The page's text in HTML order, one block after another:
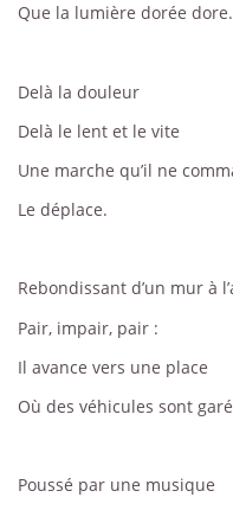
Que la lumière dorée dore.
Delà la douleur
Delà le lent et le vite
Une marche qu’il ne
Le déplace.
Rebondissant d’un mur à
Pair, impair, pair :
Il avance vers une place
Où des véhicules sont
Poussé par une musique